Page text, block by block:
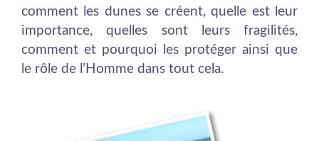
comment les dunes se créent, quelle est leur
importance, quelles sont leurs fragilités,
comment et pourquoi les protéger ainsi que
le rôle de l’Homme dans tout cela.